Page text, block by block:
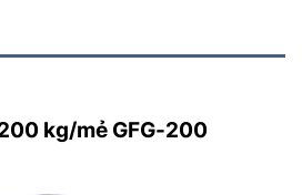
kg/mẻ GFG-200